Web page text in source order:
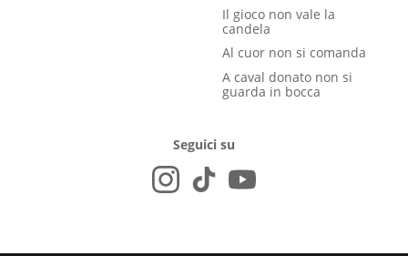
Il gioco non vale la
candela
Al cuor non si comanda
A caval donato non si
guarda in bocca
Seguici su